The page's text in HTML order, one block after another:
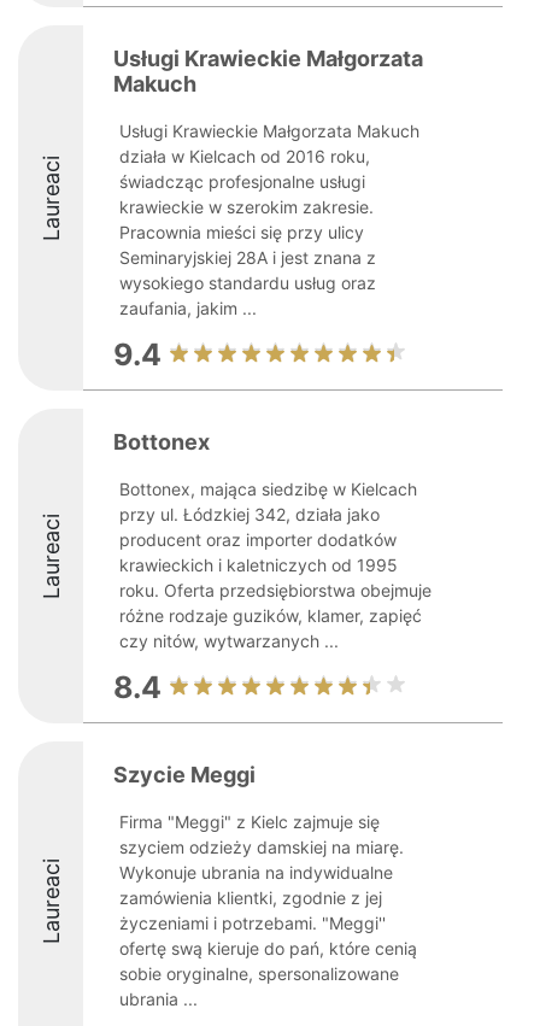
Laureaci
Usługi Krawieckie Małgorzata
Makuch
Usługi Krawieckie Małgorzata Makuch
działa w Kielcach od 2016 roku,
świadcząc profesjonalne usługi
krawieckie w szerokim zakresie.
Pracownia mieści się przy ulicy
Seminaryjskiej 28A i jest znana z
wysokiego standardu usług oraz
zaufania, jakim ...
9.4
Laureaci
Bottonex
Bottonex, mająca siedzibę w Kielcach
przy ul. Łódzkiej 342, działa jako
producent oraz importer dodatków
krawieckich i kaletniczych od 1995
roku. Oferta przedsiębiorstwa obejmuje
różne rodzaje guzików, klamer, zapięć
czy nitów, wytwarzanych ...
8.4
Laureaci
Szycie Meggi
Firma "Meggi" z Kielc zajmuje się
szyciem odzieży damskiej na miarę.
Wykonuje ubrania na indywidualne
zamówienia klientki, zgodnie z jej
życzeniami i potrzebami. "Meggi''
ofertę swą kieruje do pań, które cenią
sobie oryginalne, spersonalizowane
ubrania ...